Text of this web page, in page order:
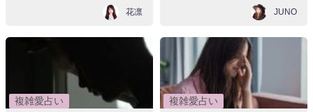
花凛 JUNO
複雑愛占い
複雑愛占い